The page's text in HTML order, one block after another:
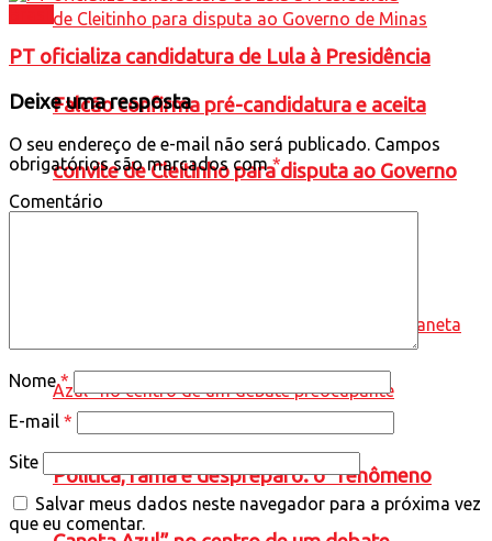
Falcão confirma pré-candidatura e aceita
convite de Cleitinho para disputa ao Governo
Política, fama e despreparo: o “fenômeno
PT oficializa candidatura de Lula à Presidência
Deixe uma resposta
O seu endereço de e-mail não será publicado. Campos
obrigatórios são marcados com*
Comentário
Nome*
E-mail *
Site
Salvar meus dados neste navegador para a próxima vez
que eu comentar.